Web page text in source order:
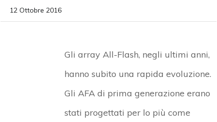
12 Ottobre 2016
Gli array All-Flash, negli ultimi anni,
hanno subito una rapida evoluzione.
Gli AFA di prima generazione erano
stati progettati per lo più come